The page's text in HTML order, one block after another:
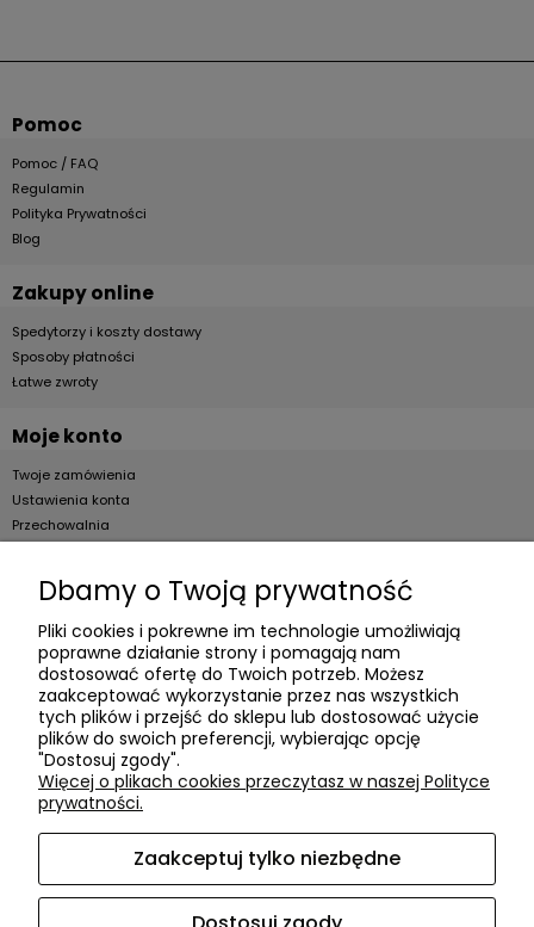
Pomoc
Pomoc / FAQ
Regulamin
Polityka Prywatności
Blog
Zakupy online
Spedytorzy i koszty dostawy
Sposoby płatności
Łatwe zwroty
Moje konto
Twoje zamówienia
Ustawienia konta
Przechowalnia
Dla firm
O firmie
Informacje o firmie
Kontakt
dacter.pl
Akcesoria meblowe DAC TER | ul. Przepiórki 56, 02-410
Warszawa, woj. mazowieckie | E-mail:sklep@dacter.plTel.:
602677377| NIP: 5220052421 REGON: 012076264
Dbamy o Twoją prywatność
Pliki cookies i pokrewne im technologie umożliwiają
poprawne działanie strony i pomagają nam
dostosować ofertę do Twoich potrzeb. Możesz
zaakceptować wykorzystanie przez nas wszystkich
tych plików i przejść do sklepu lub dostosować użycie
plików do swoich preferencji, wybierając opcję
"Dostosuj zgody".
Więcej o plikach cookies przeczytasz w naszej Polityce
prywatności.
Zaakceptuj tylko niezbędne